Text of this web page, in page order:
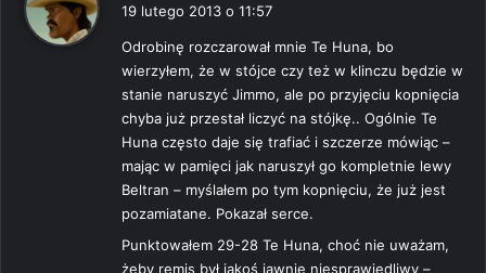
z
e
:
19 lutego 2013 o 11:57
Odrobinę rozczarował mnie Te Huna, bo
wierzyłem, że w stójce czy też w klinczu będzie w
stanie naruszyć Jimmo, ale po przyjęciu kopnięcia
chyba już przestał liczyć na stójkę.. Ogólnie Te
Huna często daje się trafiać i szczerze mówiąc –
mając w pamięci jak naruszył go kompletnie lewy
Beltran – myślałem po tym kopnięciu, że już jest
pozamiatane. Pokazał serce.
Punktowałem 29-28 Te Huna, choć nie uważam,
żeby remis był jakoś jawnie niesprawiedliwy –